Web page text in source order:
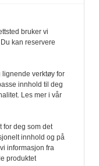
For å lese
abonnent? Velg
bruker vi
kan reservere
lignende verktøy for
innhold til deg
Les mer i vår
for deg som det
innhold og på
informasjon fra
produktet